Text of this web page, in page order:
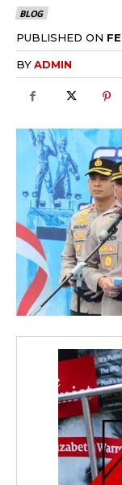
BLOG
PUBLISHED ON
BYADMIN